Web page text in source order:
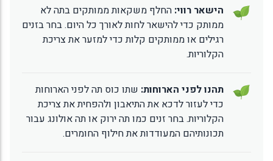
הישאר רווי: החלף משקאות ממותקים בתה לא
ממותק כדי להישאר לחות לאורך כל היום. בחר בזנים
רגילים או ממותקים קלות כדי למזער את צריכת
הקלוריות.
תהנו לפני הארוחות: שתו כוס תה לפני הארוחות
כדי לעזור לדכא את התיאבון ולהפחית את צריכת
הקלוריות. בחר זנים כמו תה ירוק או תה אולונג עבור
תכונותיהם המעודדות את חילוף החומרים.